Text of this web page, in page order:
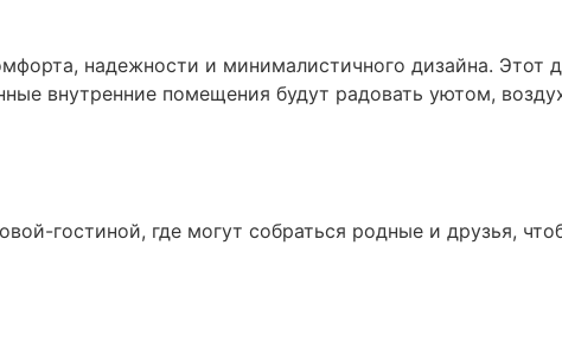
надежности и минималистичного дизайна. Этот
внутренние помещения будут радовать уютом,
гостиной, где могут собраться родные и друзья,